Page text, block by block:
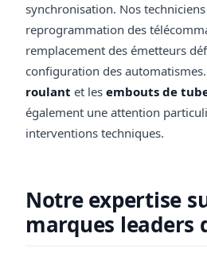
synchronisation. Nos
reprogrammation des
remplacement des émetteurs
configuration des
roulant et les embouts de
également une attention
interventions techniques.
Notre expertise
marques leaders